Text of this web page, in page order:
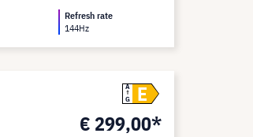
Refresh rate
144Hz
A
G
E
€ 299,00*